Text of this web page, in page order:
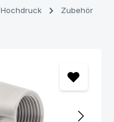
Hochdruck
Zubehör